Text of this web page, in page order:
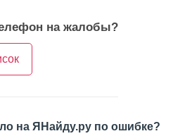
на жалобы?
на ЯНайду.ру по ошибке?